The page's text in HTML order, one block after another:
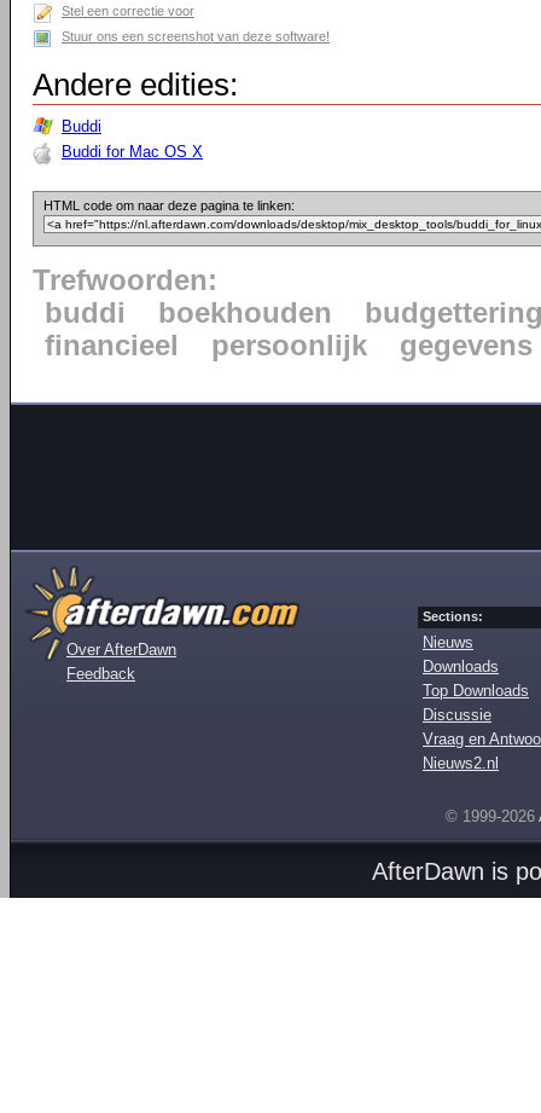
Stel een correctie voor
Stuur ons een screenshot van deze software!
Andere edities:
Buddi
Buddi for Mac OS X
HTML code om naar deze pagina te linken:
Trefwoorden:
buddi
boekhouden
financieel
persoonlijk gegevens
Over AfterDawn
Feedback
Sections:
Nieuws
Downloads
Top Downloads
Discussie
Vraag en
Nieuws2.nl
© 1999-2026
AfterDawn is